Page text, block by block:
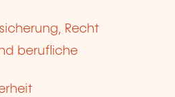
Recht
berufliche